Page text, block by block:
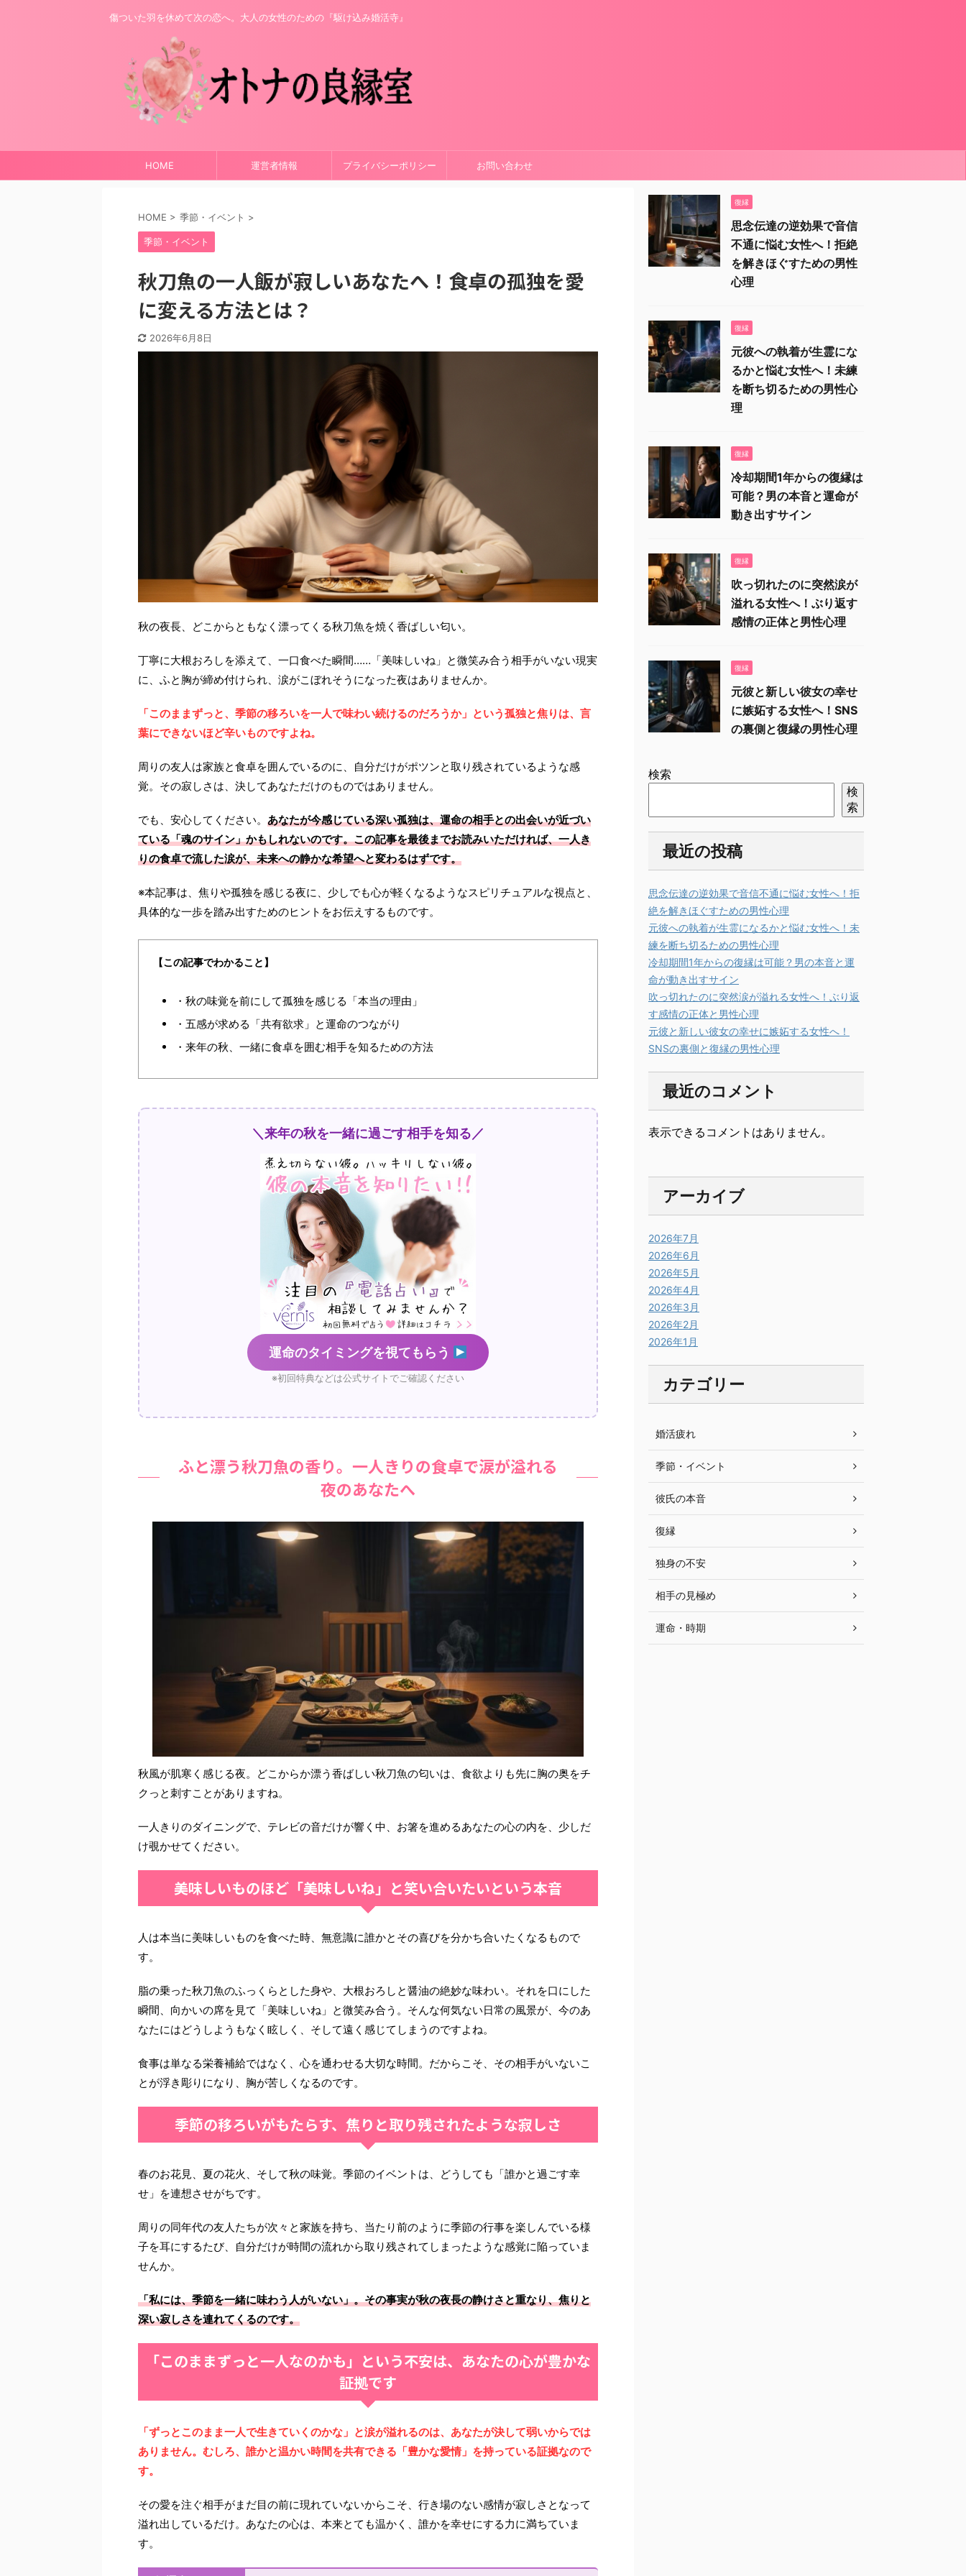
傷ついた羽を休めて次の恋へ。大人の女性のための『駆け込み婚活寺』
HOME 運営者情報 プライバシーポリシー お問い合わせ
HOME > 季節・イベント >
季節・イベント
秋刀魚の一人飯が寂しいあなたへ！食卓の孤独を愛
に変える方法とは？
2026年6月8日
秋の夜長、どこからともなく漂ってくる秋刀魚を焼く香ばしい匂い。
丁寧に大根おろしを添えて、一口食べた瞬間……「美味しいね」と微笑み合う相手がいない現実
に、ふと胸が締め付けられ、涙がこぼれそうになった夜はありませんか。
「このままずっと、季節の移ろいを一人で味わい続けるのだろうか」という孤独と焦りは、言
葉にできないほど辛いものですよね。
周りの友人は家族と食卓を囲んでいるのに、自分だけがポツンと取り残されているような感
覚。その寂しさは、決してあなただけのものではありません。
でも、安心してください。 あなたが今感じている深い孤独は、運命の相手との出会いが近づい
ている「魂のサイン」かもしれないのです。この記事を最後までお読みいただければ、一人き
りの食卓で流した涙が、未来への静かな希望へと変わるはずです。
※本記事は、焦りや孤独を感じる夜に、少しでも心が軽くなるようなスピリチュアルな視点と、
具体的な一歩を踏み出すためのヒントをお伝えするものです。
【この記事でわかること】
・秋の味覚を前にして孤独を感じる「本当の理由」
・五感が求める「共有欲求」と運命のつながり
・来年の秋、一緒に食卓を囲む相手を知るための方法
＼来年の秋を一緒に過ごす相手を知る／
運命のタイミングを視てもらう
※初回特典などは公式サイトでご確認ください
ふと漂う秋刀魚の香り。一人きりの食卓で涙が溢れる
夜のあなたへ
秋風が肌寒く感じる夜。どこからか漂う香ばしい秋刀魚の匂いは、食欲よりも先に胸の奥をチ
クっと刺すことがありますね。
一人きりのダイニングで、テレビの音だけが響く中、お箸を進めるあなたの心の内を、少しだ
け覗かせてください。
美味しいものほど「美味しいね」と笑い合いたいという本音
人は本当に美味しいものを食べた時、無意識に誰かとその喜びを分かち合いたくなるもので
す。
脂の乗った秋刀魚のふっくらとした身や、大根おろしと醤油の絶妙な味わい。それを口にした
瞬間、向かいの席を見て「美味しいね」と微笑み合う。そんな何気ない日常の風景が、今のあ
なたにはどうしようもなく眩しく、そして遠く感じてしまうのですよね。
食事は単なる栄養補給ではなく、心を通わせる大切な時間。だからこそ、その相手がいないこ
とが浮き彫りになり、胸が苦しくなるのです。
季節の移ろいがもたらす、焦りと取り残されたような寂しさ
春のお花見、夏の花火、そして秋の味覚。季節のイベントは、どうしても「誰かと過ごす幸
せ」を連想させがちです。
周りの同年代の友人たちが次々と家族を持ち、当たり前のように季節の行事を楽しんでいる様
子を耳にするたび、自分だけが時間の流れから取り残されてしまったような感覚に陥っていま
せんか。
「私には、季節を一緒に味わう人がいない」。その事実が秋の夜長の静けさと重なり、焦りと
深い寂しさを連れてくるのです。
「このままずっと一人なのかも」という不安は、あなたの心が豊かな
証拠です
「ずっとこのまま一人で生きていくのかな」と涙が溢れるのは、あなたが決して弱いからでは
ありません。むしろ、誰かと温かい時間を共有できる「豊かな愛情」を持っている証拠なので
す。
その愛を注ぐ相手がまだ目の前に現れていないからこそ、行き場のない感情が寂しさとなって
溢れ出しているだけ。あなたの心は、本来とても温かく、誰かを幸せにする力に満ちていま
す。
復縁
思念伝達の逆効果で音信
不通に悩む女性へ！拒絶
を解きほぐすための男性
心理
復縁
元彼への執着が生霊にな
るかと悩む女性へ！未練
を断ち切るための男性心
理
復縁
冷却期間1年からの復縁は
可能？男の本音と運命が
動き出すサイン
復縁
吹っ切れたのに突然涙が
溢れる女性へ！ぶり返す
感情の正体と男性心理
復縁
元彼と新しい彼女の幸せ
に嫉妬する女性へ！SNS
の裏側と復縁の男性心理
検索
検
索
最近の投稿
思念伝達の逆効果で音信不通に悩む女性へ！拒
絶を解きほぐすための男性心理
元彼への執着が生霊になるかと悩む女性へ！未
練を断ち切るための男性心理
冷却期間1年からの復縁は可能？男の本音と運
命が動き出すサイン
吹っ切れたのに突然涙が溢れる女性へ！ぶり返
す感情の正体と男性心理
元彼と新しい彼女の幸せに嫉妬する女性へ！
SNSの裏側と復縁の男性心理
最近のコメント
表示できるコメントはありません。
アーカイブ
2026年7月
2026年6月
2026年5月
2026年4月
2026年3月
2026年2月
2026年1月
カテゴリー
婚活疲れ
季節・イベント
彼氏の本音
復縁
独身の不安
相手の見極め
運命・時期